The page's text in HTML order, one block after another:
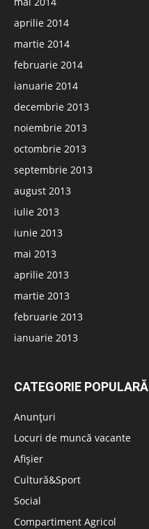
aprilie 2014
martie 2014
februarie 2014
ianuarie 2014
decembrie 2013
noiembrie 2013
octombrie 2013
septembrie 2013
august 2013
iulie 2013
iunie 2013
mai 2013
aprilie 2013
martie 2013
februarie 2013
ianuarie 2013
CATEGORIE POPULARĂ
Anunțuri
Locuri de muncă vacante
Afișier
Cultură&Sport
Social
Compartiment Agricol